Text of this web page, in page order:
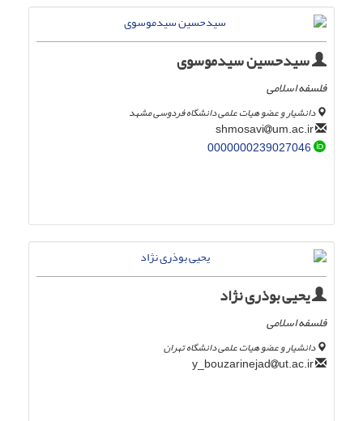
سیدحسین سیدموسوی
فلسفه اسلامی
دانشیار و عضو هیات علمی دانشگاه فردوسی مشهد
um.ac.ir
0000000239027046
یحیی بوذری نژاد
فلسفه اسلامی
دانشیار و عضو هیات علمی دانشگاه تهران
ut.ac.ir